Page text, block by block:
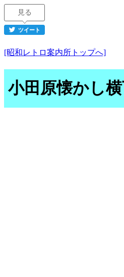
見る
ツイート
[昭和レトロ案内所トップへ]
小田原懐かし